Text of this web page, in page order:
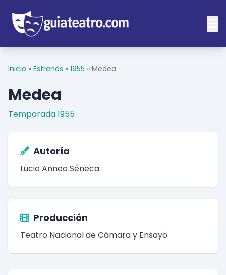
Inicio » Estrenos » 1955 » Medea
Medea
Temporada 1955
Autoría
Lucio Anneo Séneca
Producción
Teatro Nacional de Cámara y Ensayo